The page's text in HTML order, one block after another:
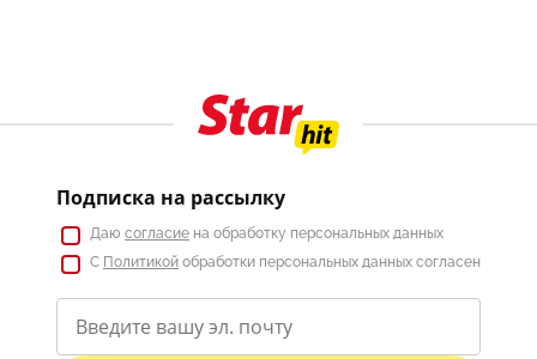
Подписка на рассылку
Даю согласие на обработку персональных данных
С Политикой обработки персональных данных согласен